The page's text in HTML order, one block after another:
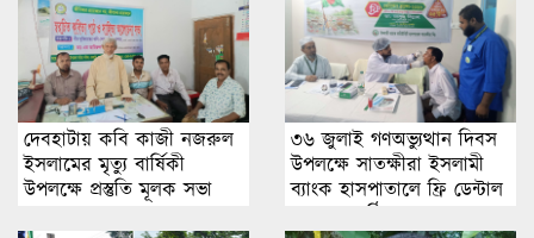
দেবহাটায় কবি কাজী নজরুল
ইসলামের মৃত্যু বার্ষিকী
উপলক্ষে প্রস্তুতি মূলক সভা
৩৬ জুলাই গণঅভ্যুত্থান দিবস
উপলক্ষে সাতক্ষীরা ইসলামী
ব্যাংক হাসপাতালে ফ্রি ডেন্টাল
ক্যাম্প অনুষ্ঠিত